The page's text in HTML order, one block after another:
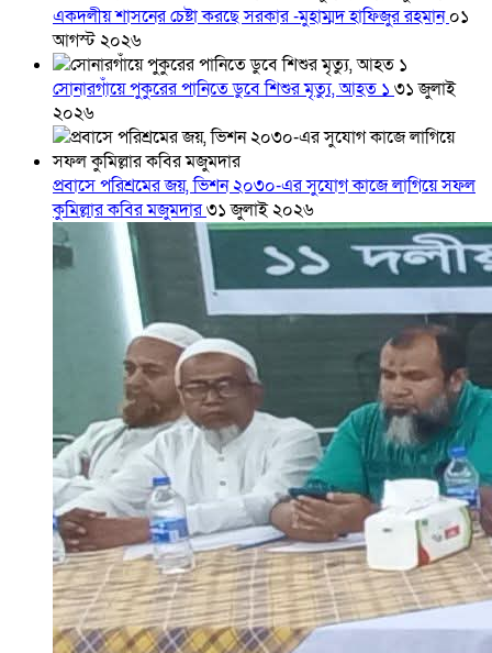
একদলীয় শাসনের চেষ্টা করছে সরকার -মুহাম্মদ হাফিজুর রহমান০১
আগস্ট ২০২৬
সোনারগাঁয়ে পুকুরের পানিতে ডুবে শিশুর মৃত্যু, আহত ১ ৩১ জুলাই
২০২৬
প্রবাসে পরিশ্রমের জয়, ভিশন ২০৩০-এর সুযোগ কাজে লাগিয়ে সফল
কুমিল্লার কবির মজুমদার৩১ জুলাই ২০২৬